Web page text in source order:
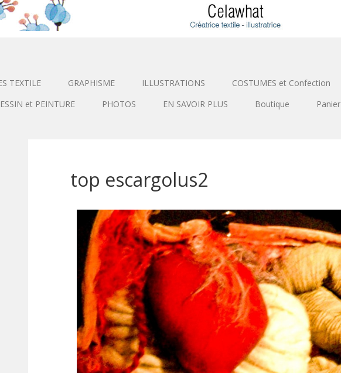
TEXTILE GRAPHISME ILLUSTRATIONS COSTUMES et Confection
et PEINTURE PHOTOS EN SAVOIR PLUS Boutique Panier
top escargolus2